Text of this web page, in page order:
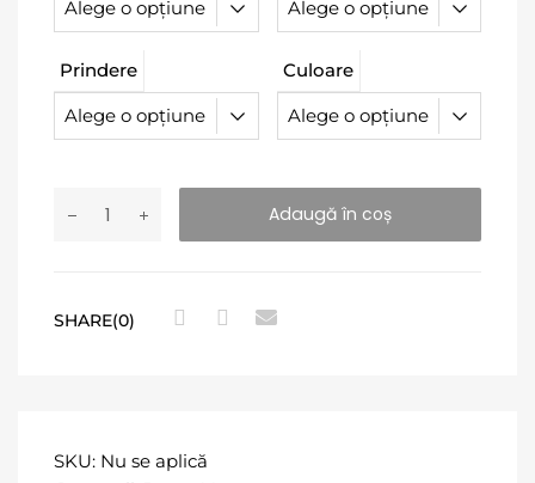
Prindere Culoare
Adaugă în coș
SHARE(0)
SKU: Nu se aplică